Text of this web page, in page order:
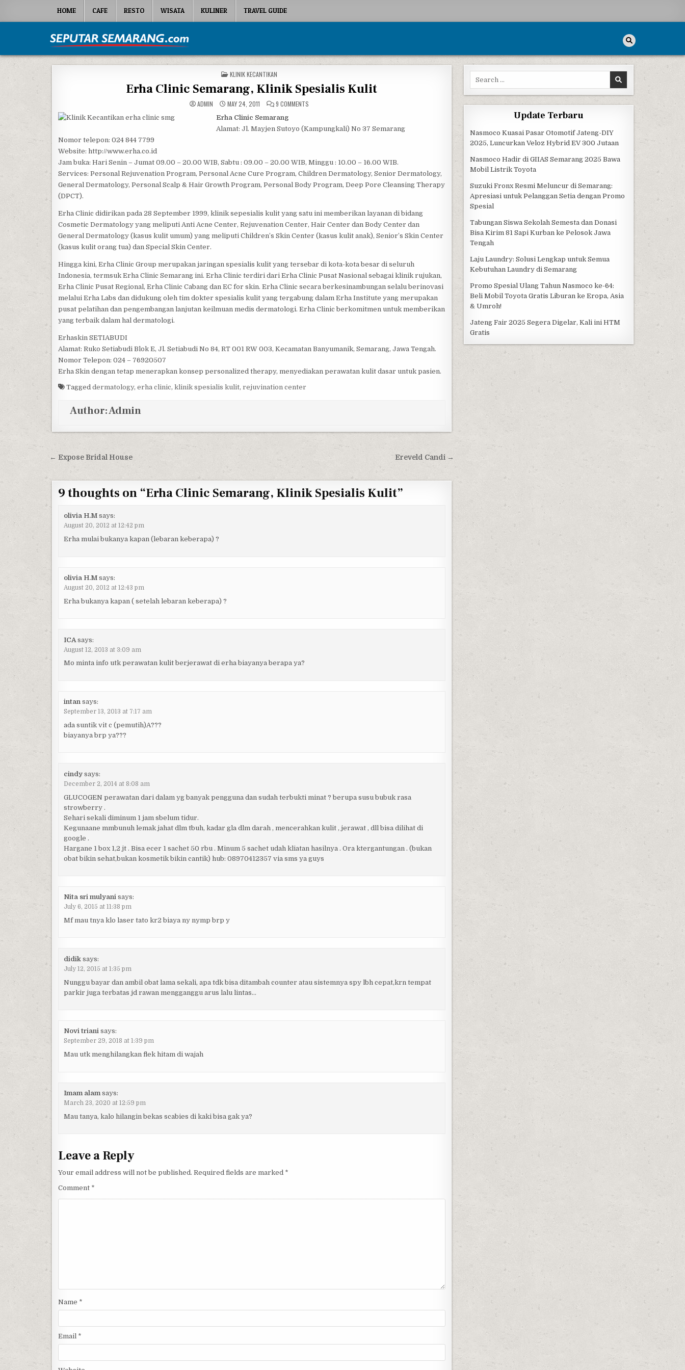
HOME CAFE RESTO WISATA KULINER TRAVEL GUIDE
Seputar Semarang
POSTED IN
KLINIK KECANTIKAN
Erha Clinic Semarang, Klinik Spesialis Kulit
ADMIN MAY 24, 2011 9 COMMENTSON ERHA CLINIC SEMARANG, KLINIK SPESIALIS KULIT
Erha Clinic Semarang
Alamat: Jl. Mayjen Sutoyo (Kampungkali) No 37 Semarang
Nomor telepon: 024 844 7799
Website: http://www.erha.co.id
Jam buka: Hari Senin – Jumat 09.00 – 20.00 WIB, Sabtu : 09.00 – 20.00 WIB, Minggu : 10.00 – 16.00 WIB.
Services: Personal Rejuvenation Program, Personal Acne Cure Program, Children Dermatology, Senior Dermatology,
General Dermatology, Personal Scalp & Hair Growth Program, Personal Body Program, Deep Pore Cleansing Therapy
(DPCT).
Erha Clinic didirikan pada 28 September 1999, klinik sepesialis kulit yang satu ini memberikan layanan di bidang
Cosmetic Dermatology yang meliputi Anti Acne Center, Rejuvenation Center, Hair Center dan Body Center dan
General Dermatology (kasus kulit umum) yang meliputi Children’s Skin Center (kasus kulit anak), Senior’s Skin Center
(kasus kulit orang tua) dan Special Skin Center.
Hingga kini, Erha Clinic Group merupakan jaringan spesialis kulit yang tersebar di kota-kota besar di seluruh
Indonesia, termsuk Erha Clinic Semarang ini. Erha Clinic terdiri dari Erha Clinic Pusat Nasional sebagai klinik rujukan,
Erha Clinic Pusat Regional, Erha Clinic Cabang dan EC for skin. Erha Clinic secara berkesinambungan selalu berinovasi
melalui Erha Labs dan didukung oleh tim dokter spesialis kulit yang tergabung dalam Erha Institute yang merupakan
pusat pelatihan dan pengembangan lanjutan keilmuan medis dermatologi. Erha Clinic berkomitmen untuk memberikan
yang terbaik dalam hal dermatologi.
Erhaskin SETIABUDI
Alamat: Ruko Setiabudi Blok E, Jl. Setiabudi No 84, RT 001 RW 003, Kecamatan Banyumanik, Semarang, Jawa Tengah.
Nomor Telepon: 024 – 76920507
Erha Skin dengan tetap menerapkan konsep personalized therapy, menyediakan perawatan kulit dasar untuk pasien.
Tagged dermatology, erha clinic, klinik spesialis kulit, rejuvination center
Author:Admin
Post navigation Ereveld Candi →
← Expose Bridal House
9 thoughts on “Erha Clinic Semarang, Klinik Spesialis Kulit”
olivia H.M says:
August 20, 2012 at 12:42 pm
Erha mulai bukanya kapan (lebaran keberapa) ?
olivia H.M says:
August 20, 2012 at 12:43 pm
Erha bukanya kapan ( setelah lebaran keberapa) ?
ICA says:
August 12, 2013 at 3:09 am
Mo minta info utk perawatan kulit berjerawat di erha biayanya berapa ya?
intan says:
September 13, 2013 at 7:17 am
ada suntik vit c (pemutih)A???
biayanya brp ya???
cindy says:
December 2, 2014 at 8:08 am
GLUCOGEN perawatan dari dalam yg banyak pengguna dan sudah terbukti minat ? berupa susu bubuk rasa
strowberry .
Sehari sekali diminum 1 jam sbelum tidur.
Kegunaane mmbunuh lemak jahat dlm tbuh, kadar gla dlm darah , mencerahkan kulit , jerawat , dll bisa dilihat di
google .
Hargane 1 box 1,2 jt . Bisa ecer 1 sachet 50 rbu . Minum 5 sachet udah kliatan hasilnya . Ora ktergantungan . (bukan
obat bikin sehat,bukan kosmetik bikin cantik) hub: 08970412357 via sms ya guys
Nita sri mulyani says:
July 6, 2015 at 11:38 pm
Mf mau tnya klo laser tato kr2 biaya ny nymp brp y
didik says:
July 12, 2015 at 1:35 pm
Nunggu bayar dan ambil obat lama sekali, apa tdk bisa ditambah counter atau sistemnya spy lbh cepat,krn tempat
parkir juga terbatas jd rawan mengganggu arus lalu lintas…
Novi triani says:
September 29, 2018 at 1:39 pm
Mau utk menghilangkan flek hitam di wajah
Imam alam says:
March 23, 2020 at 12:59 pm
Mau tanya, kalo hilangin bekas scabies di kaki bisa gak ya?
Leave a Reply
Your email address will not be published. Required fields are marked *
Comment *
Name *
Email *
Search for:
Update Terbaru
Nasmoco Kuasai Pasar Otomotif Jateng-DIY
2025, Luncurkan Veloz Hybrid EV 300 Jutaan
Nasmoco Hadir di GIIAS Semarang 2025 Bawa
Mobil Listrik Toyota
Suzuki Fronx Resmi Meluncur di Semarang:
Apresiasi untuk Pelanggan Setia dengan Promo
Spesial
Tabungan Siswa Sekolah Semesta dan Donasi
Bisa Kirim 81 Sapi Kurban ke Pelosok Jawa
Tengah
Laju Laundry: Solusi Lengkap untuk Semua
Kebutuhan Laundry di Semarang
Promo Spesial Ulang Tahun Nasmoco ke-64:
Beli Mobil Toyota Gratis Liburan ke Eropa, Asia
& Umroh!
Jateng Fair 2025 Segera Digelar, Kali ini HTM
Gratis